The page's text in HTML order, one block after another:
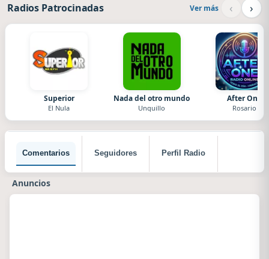
Radios Patrocinadas Ver más ‹ ›
Superior
El Nula
Nada del otro mundo
Unquillo
After One
Rosario
Comentarios Seguidores Perfil Radio
Anuncios